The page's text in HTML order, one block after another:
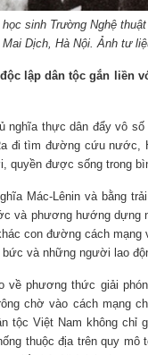
sinh Trường Nghệ
Dịch, Hà Nội. Ảnh tư
lập dân tộc gắn liền
thực dân đẩy vô
đi tìm đường cứu nước,
quyền được sống trong
Mác-Lênin và bằng
và phương hướng dựng
con đường cách mạng
và những người lao
về phương thức giải
chờ vào cách mạng
tộc Việt Nam không chỉ
thuộc địa trên quy